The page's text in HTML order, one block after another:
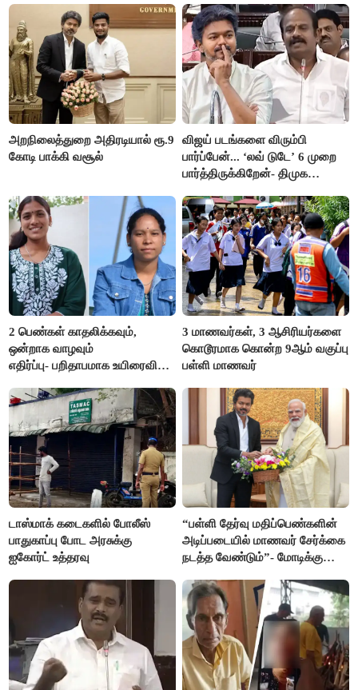
அறநிலைத்துறை அதிரடியால் ரூ.9
கோடி பாக்கி வசூல்
விஜய் படங்களை விரும்பி
பார்ப்பேன்... ‘லவ் டுடே’ 6 முறை
பார்த்திருக்கிறேன்- திமுக
2 பெண்கள் காதலிக்கவும்,
ஒன்றாக வாழவும்
எதிர்ப்பு- பறிதாபமாக உயிரைவிட்ட
3 மாணவர்கள், 3 ஆசிரியர்களை
கொடூரமாக கொன்ற 9ஆம் வகுப்பு
பள்ளி மாணவர்
டாஸ்மாக் கடைகளில் போலீஸ்
பாதுகாப்பு போட அரசுக்கு
ஐகோர்ட் உத்தரவு
“பள்ளி தேர்வு மதிப்பெண்களின்
அடிப்படையில் மாணவர் சேர்க்கை
நடத்த வேண்டும்”- மோடிக்கு